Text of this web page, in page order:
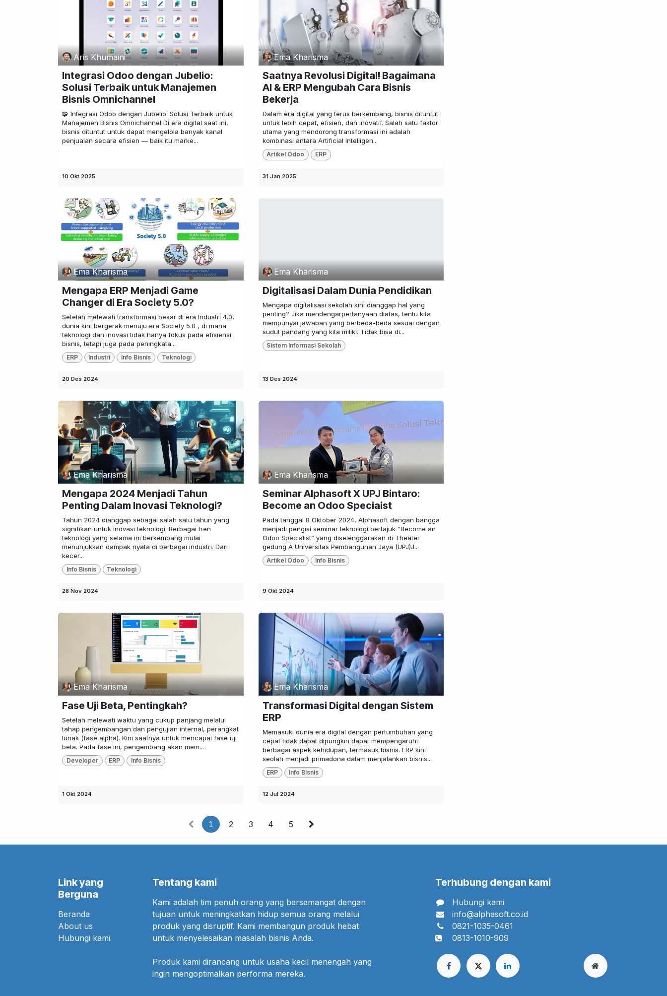
Aris Khumaini
Integrasi Odoo dengan Jubelio:
Solusi Terbaik untuk Manajemen
Bisnis Omnichannel
🧩 Integrasi Odoo dengan Jubelio: Solusi Terbaik untuk
Manajemen Bisnis Omnichannel Di era digital saat ini,
bisnis dituntut untuk dapat mengelola banyak kanal
penjualan secara efisien — baik itu marke...
10 Okt 2025
Ema Kharisma
Saatnya Revolusi Digital! Bagaimana
AI & ERP Mengubah Cara Bisnis
Bekerja
Dalam era digital yang terus berkembang, bisnis dituntut
untuk lebih cepat, efisien, dan inovatif. Salah satu faktor
utama yang mendorong transformasi ini adalah
kombinasi antara Artificial Intelligen...
Artikel Odoo ERP
31 Jan 2025
Ema Kharisma
Mengapa ERP Menjadi Game
Changer di Era Society 5.0?
Setelah melewati transformasi besar di era Industri 4.0,
dunia kini bergerak menuju era Society 5.0 , di mana
teknologi dan inovasi tidak hanya fokus pada efisiensi
bisnis, tetapi juga pada peningkata...
ERP Industri Info Bisnis Teknologi
20 Des 2024
Ema Kharisma
Digitalisasi Dalam Dunia Pendidikan
Mengapa digitalisasi sekolah kini dianggap hal yang
penting? Jika mendengarpertanyaan diatas, tentu kita
mempunyai jawaban yang berbeda-beda sesuai dengan
sudut pandang yang kita miliki. Tidak bisa di...
Sistem Informasi Sekolah
13 Des 2024
Ema Kharisma
Mengapa 2024 Menjadi Tahun
Penting Dalam Inovasi Teknologi?
Tahun 2024 dianggap sebagai salah satu tahun yang
signifikan untuk inovasi teknologi. Berbagai tren
teknologi yang selama ini berkembang mulai
menunjukkan dampak nyata di berbagai industri. Dari
kecer...
Info Bisnis Teknologi
28 Nov 2024
Ema Kharisma
Seminar Alphasoft X UPJ Bintaro:
Become an Odoo Speciaist
Pada tanggal 8 Oktober 2024, Alphasoft dengan bangga
menjadi pengisi seminar teknologi bertajuk “Become an
Odoo Specialist” yang diselenggarakan di Theater
gedung A Universitas Pembangunan Jaya (UPJ)J...
Artikel Odoo Info Bisnis
9 Okt 2024
Ema Kharisma
Fase Uji Beta, Pentingkah?
Setelah melewati waktu yang cukup panjang melalui
tahap pengembangan dan pengujian internal, perangkat
lunak (fase alpha). Kini saatnya untuk mencapai fase uji
beta. Pada fase ini, pengembang akan mem...
Developer ERP Info Bisnis
1 Okt 2024
Ema Kharisma
Transformasi Digital dengan Sistem
ERP
Memasuki dunia era digital dengan pertumbuhan yang
cepat tidak dapat dipungkiri dapat mempengaruhi
berbagai aspek kehidupan, termasuk bisnis. ERP kini
seolah menjadi primadona dalam menjalankan bisnis...
ERP Info Bisnis
12 Jul 2024
1 2 3 4 5
Link yang
Berguna
Beranda
About us
Hubungi kami
Tentang kami
Kami adalah tim penuh orang yang bersemangat dengan
tujuan untuk meningkatkan hidup semua orang melalui
produk yang disruptif. Kami membangun produk hebat
untuk menyelesaikan masalah bisnis Anda.
Produk kami dirancang untuk usaha kecil menengah yang
ingin mengoptimalkan performa mereka.
Terhubung dengan kami
Hubungi kami
info@alphasoft.co.id
0821-1035-0461
0813-1010-909